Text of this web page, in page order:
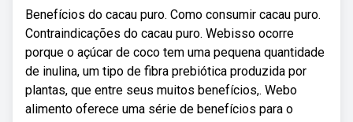
Benefícios do cacau puro. Como consumir cacau puro.
Contraindicações do cacau puro. Webisso ocorre
porque o açúcar de coco tem uma pequena quantidade
de inulina, um tipo de fibra prebiótica produzida por
plantas, que entre seus muitos benefícios,. Webo
alimento oferece uma série de benefícios para o